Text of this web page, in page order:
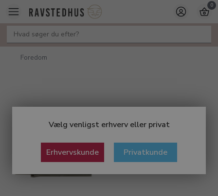
Vælg venligst erhverv eller privat
Erhvervskunde Privatkunde
0
Foredom